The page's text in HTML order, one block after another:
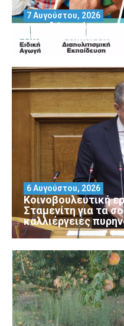
Μοριοδοτούμενα
Πανεπιστήμιο
7 Αυγούστου, 2026
Κοινοβουλευτική
Σταμενίτη για τα
καλλιέργειες
6 Αυγούστου, 2026